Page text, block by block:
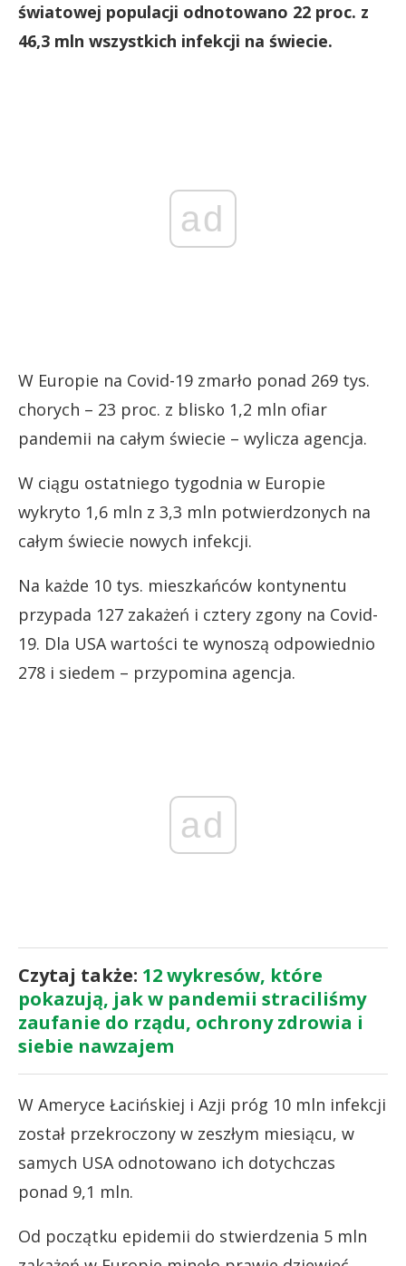
światowej populacji odnotowano 22 proc. z
46,3 mln wszystkich infekcji na świecie.
ad
W Europie na Covid-19 zmarło ponad 269 tys.
chorych – 23 proc. z blisko 1,2 mln ofiar
pandemii na całym świecie – wylicza agencja.
W ciągu ostatniego tygodnia w Europie
wykryto 1,6 mln z 3,3 mln potwierdzonych na
całym świecie nowych infekcji.
Na każde 10 tys. mieszkańców kontynentu
przypada 127 zakażeń i cztery zgony na Covid-
19. Dla USA wartości te wynoszą odpowiednio
278 i siedem – przypomina agencja.
ad
Czytaj także: 12 wykresów, które
pokazują, jak w pandemii straciliśmy
zaufanie do rządu, ochrony zdrowia i
siebie nawzajem
W Ameryce Łacińskiej i Azji próg 10 mln infekcji
został przekroczony w zeszłym miesiącu, w
samych USA odnotowano ich dotychczas
ponad 9,1 mln.
Od początku epidemii do stwierdzenia 5 mln